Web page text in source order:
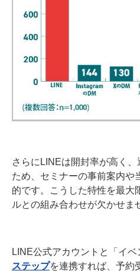
さらにLINEは開封率が高く、
ため、セミナーの事前案内や
的です。こうした特性を最大
ルとの組み合わせが欠かせま
LINE公式アカウントと「イ
ステップを連携すれば、予約